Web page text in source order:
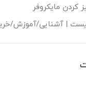
کردن مایکروفر
| آشنایی/آموزش/